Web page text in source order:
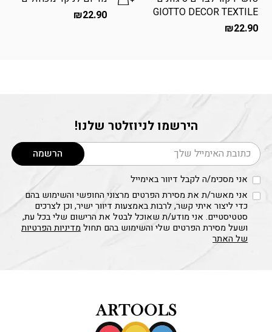
GIOTTO DECOR TEXTILE
₪22.90
₪22.90
הירשמו לניוזלטר שלנו!
דוא׳׳ל הרשמה
אני מסכימ/ה לקבל דיוור באימייל
אני מאשר/ת את מסירת הפרטים מרצוני החופשי והשימוש בהם
כדי ליצור איתי קשר, לרבות באמצעות דיוור ישיר, וכן לצרכים
סטטיסטיים. אני מודע/ת שאוכל לבטל את הרישום שלי בכל עת,
ושעל מסירת הפרטים שלי והשימוש בהם תחולמדיניות הפרטיות
של האתר